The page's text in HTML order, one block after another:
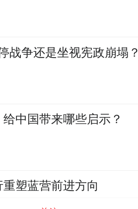
战争还是坐视宪政崩塌？
中国带来哪些启示？
塑蓝营前进方向